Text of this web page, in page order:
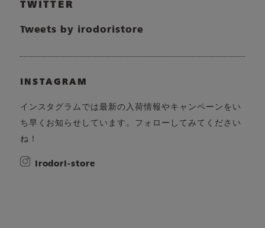
TWITTER
Tweets by irodoristore
INSTAGRAM
インスタグラムでは最新の入荷情報やキャンペーンをい
ち早くお知らせしています。フォローしてみてください
ね！
irodori-store